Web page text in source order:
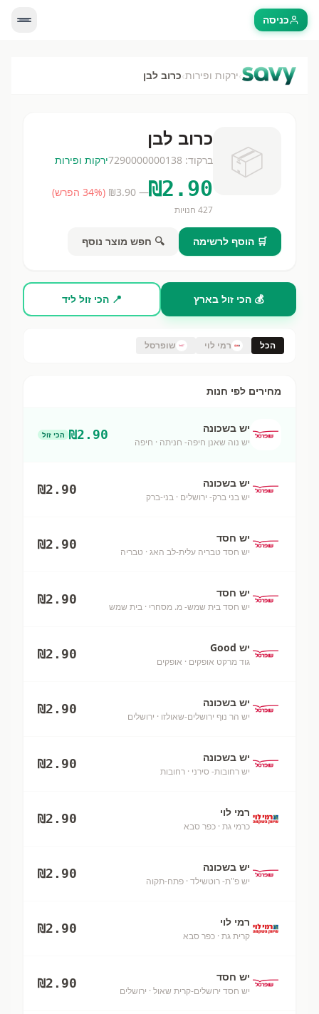
כניסה
›ירקות ופירות›כרוב לבן
📦
כרוב לבן
ברקוד: 7290000000138ירקות ופירות
₪2.90
— ₪
3.90
(
34% הפרש)
427 חנויות
🛒 הוסף לרשימה 🔍 חפש מוצר נוסף
💰 הכי זול בארץ 📍 הכי זול ליד
הכל רמי לוי שופרסל
מחירים לפי חנות
יש בשכונה
יש נוה שאנן חיפה- חניתה · חיפה
₪2.90 הכי זול
יש בשכונה
יש בני ברק- ירושלים · בני-ברק
₪2.90
יש חסד
יש חסד טבריה עלית-לב האג · טבריה
₪2.90
יש חסד
יש חסד בית שמש- מ. מסחרי · בית שמש
₪2.90
יש Good
גוד מרקט אופקים · אופקים
₪2.90
יש בשכונה
יש הר נוף ירושלים-שאולזו · ירושלים
₪2.90
יש בשכונה
יש רחובות- סירני · רחובות
₪2.90
רמי לוי
כרמי גת · כפר סבא
₪2.90
יש בשכונה
יש פ"ת- רוטשילד · פתח-תקוה
₪2.90
רמי לוי
קרית גת · כפר סבא
₪2.90
יש חסד
יש חסד ירושלים-קרית שאול · ירושלים
₪2.90